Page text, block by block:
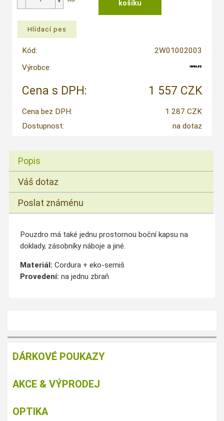
Kód:
2W01002003
Výrobce:
Cena s DPH: 1 557 CZK
Cena bez DPH:
1 287 CZK
Dostupnost:
na dotaz
Popis
Váš dotaz
Poslat známénu
Pouzdro má také jednu prostornou boční kapsu na
doklady, zásobníky náboje a jiné.
Materiál: Cordura + eko-semiš
Provedení: na jednu zbraň
DÁRKOVÉ POUKAZY
AKCE & VÝPRODEJ
OPTIKA